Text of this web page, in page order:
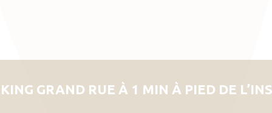
GRAND RUE À 1 MIN À PIED DE